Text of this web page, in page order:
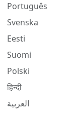
Português
Svenska
Eesti
Suomi
Polski
हिन्दी
العربية